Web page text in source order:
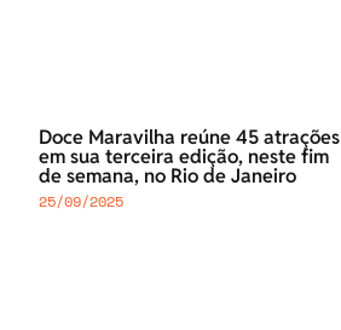
Doce Maravilha reúne 45 atrações
em sua terceira edição, neste fim
de semana, no Rio de Janeiro
25/09/2025